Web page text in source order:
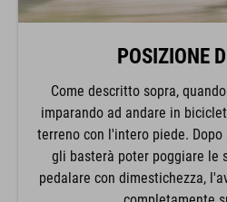
POSIZIONE
Come descritto sopra,
imparando ad andare in
terreno con l'intero piede.
gli basterà poter poggiare le
pedalare con dimestichezza,